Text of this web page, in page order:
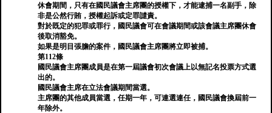
休會期間，只有在國民議會主席團的授權下，才能逮捕一名副手，除
非是公然行賄，授權起訴或定罪譴責。
對於既定的犯罪或罪行，國民議會可在會議期間或該會議主席團休會
後取消豁免。
如果是明目張膽的案件，國民議會主席團將立即被捕。
第112條
國民議會主席團成員是在第一屆議會初次會議上以無記名投票方式選
出的。
國民議會主席在立法會議期間當選。
主席團的其他成員當選，任期一年，可連選連任，國民議會換屆前一
年除外。